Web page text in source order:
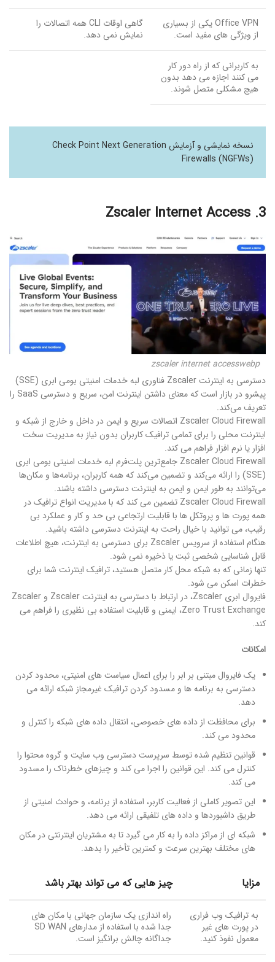
Office VPN یکی از بسیاری
از ویژگی های مفید است.
گاهی اوقات CLI همه اتصالات را
نمایش نمی دهد.
به کاربرانی که از راه دور کار
می کنند اجازه می دهد بدون
هیچ مشکلی متصل شوند.
نسخه نمایشی و آزمایش Check Point Next Generation
Firewalls (NGFWs)
3. Zscaler Internet Access
zscaler internet accesswebp
دسترسی به اینترنت Zscaler فناوری لبه خدمات امنیتی بومی ابری (SSE)
پیشرو در بازار است که معنای داشتن اینترنت امن، سریع و دسترسی SaaS را
تعریف می‌کند.
Zscaler Cloud Firewall اتصالات سریع و ایمن در داخل و خارج از شبکه و
اینترنت محلی را برای تمامی ترافیک کاربران بدون نیاز به مدیریت سخت
افزار یا نرم افزار فراهم می کند.
Zscaler Cloud Firewall جامع‌ترین پلت‌فرم لبه خدمات امنیتی بومی ابری
(SSE) را ارائه می‌کند و تضمین می‌کند که همه کاربران، برنامه‌ها و مکان‌ها
می‌توانند به طور ایمن و ایمن به اینترنت دسترسی داشته باشند.
Zscaler Cloud Firewall تضمین می کند که با مدیریت انواع ترافیک در
همه پورت ها و پروتکل ها با قابلیت ارتجاعی بی حد و کار و عملکرد بی
رقیب، می توانید با خیال راحت به اینترنت دسترسی داشته باشید.
هنگام استفاده از سرویس Zscaler برای دسترسی به اینترنت، هیچ اطلاعات
قابل شناسایی شخصی ثبت یا ذخیره نمی شود.
تنها زمانی که به شبکه محل کار متصل هستید، ترافیک اینترنت شما برای
خطرات اسکن می شود.
فایروال ابری Zscaler، در ارتباط با دسترسی به اینترنت Zscaler و Zscaler
Zero Trust Exchange، ایمنی و قابلیت استفاده بی نظیری را فراهم می
کند.
امکانات
یک فایروال مبتنی بر ابر را برای اعمال سیاست های امنیتی، محدود کردن
دسترسی به برنامه ها و مسدود کردن ترافیک غیرمجاز شبکه ارائه می
دهد.
برای محافظت از داده های خصوصی، انتقال داده های شبکه را کنترل و
محدود می کند.
قوانین تنظیم شده توسط سرپرست دسترسی وب سایت و گروه محتوا را
کنترل می کند. این قوانین را اجرا می کند و چیزهای خطرناک را مسدود
می کند.
این تصویر کاملی از فعالیت کاربر، استفاده از برنامه، و حوادث امنیتی از
طریق داشبوردها و داده های تلفیقی ارائه می دهد.
شبکه ای از مراکز داده را به کار می گیرد تا به مشتریان اینترنتی در مکان
های مختلف بهترین سرعت و کمترین تأخیر را بدهد.
مزایا چیز هایی که می تواند بهتر باشد
به ترافیک وب فراری
در پورت های غیر
معمول نفوذ کنید.
راه اندازی یک سازمان جهانی با مکان های
جدا شده با استفاده از مدارهای SD WAN
جداگانه چالش برانگیز است.